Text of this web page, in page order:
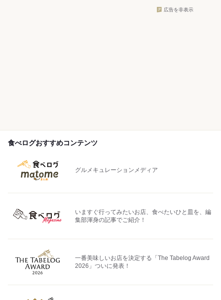
広告を非表示
食べログおすすめコンテンツ
グルメキュレーションメディア
いますぐ行ってみたいお店、食べたいひと皿を、編
集部渾身の記事でご紹介！
一番美味しいお店を決定する「The Tabelog Award
2026」ついに発表！